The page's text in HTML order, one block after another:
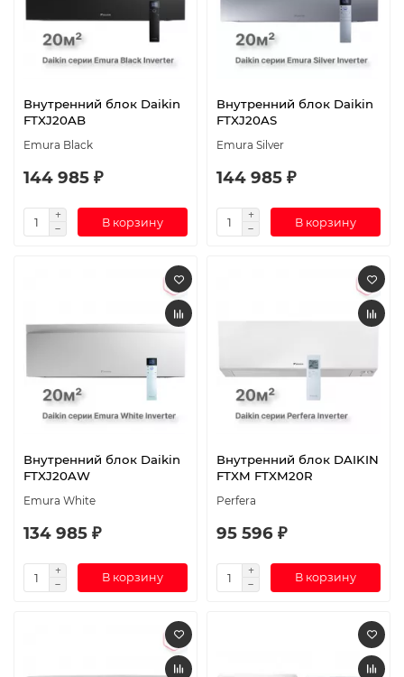
Внутренний блок Daikin
FTXJ20AB
Emura Black
144 985 ₽
В корзину
Внутренний блок Daikin
FTXJ20AS
Emura Silver
144 985 ₽
В корзину
Внутренний блок Daikin
FTXJ20AW
Emura White
134 985 ₽
В корзину
Внутренний блок DAIKIN
FTXM FTXM20R
Perfera
95 596 ₽
В корзину